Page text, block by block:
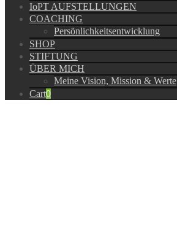
IoPT AUFSTELLUNGEN
COACHING
Persönlichkeitsentwicklung
SHOP
STIFTUNG
ÜBER MICH
Meine Vision, Mission & Werte
Cart0